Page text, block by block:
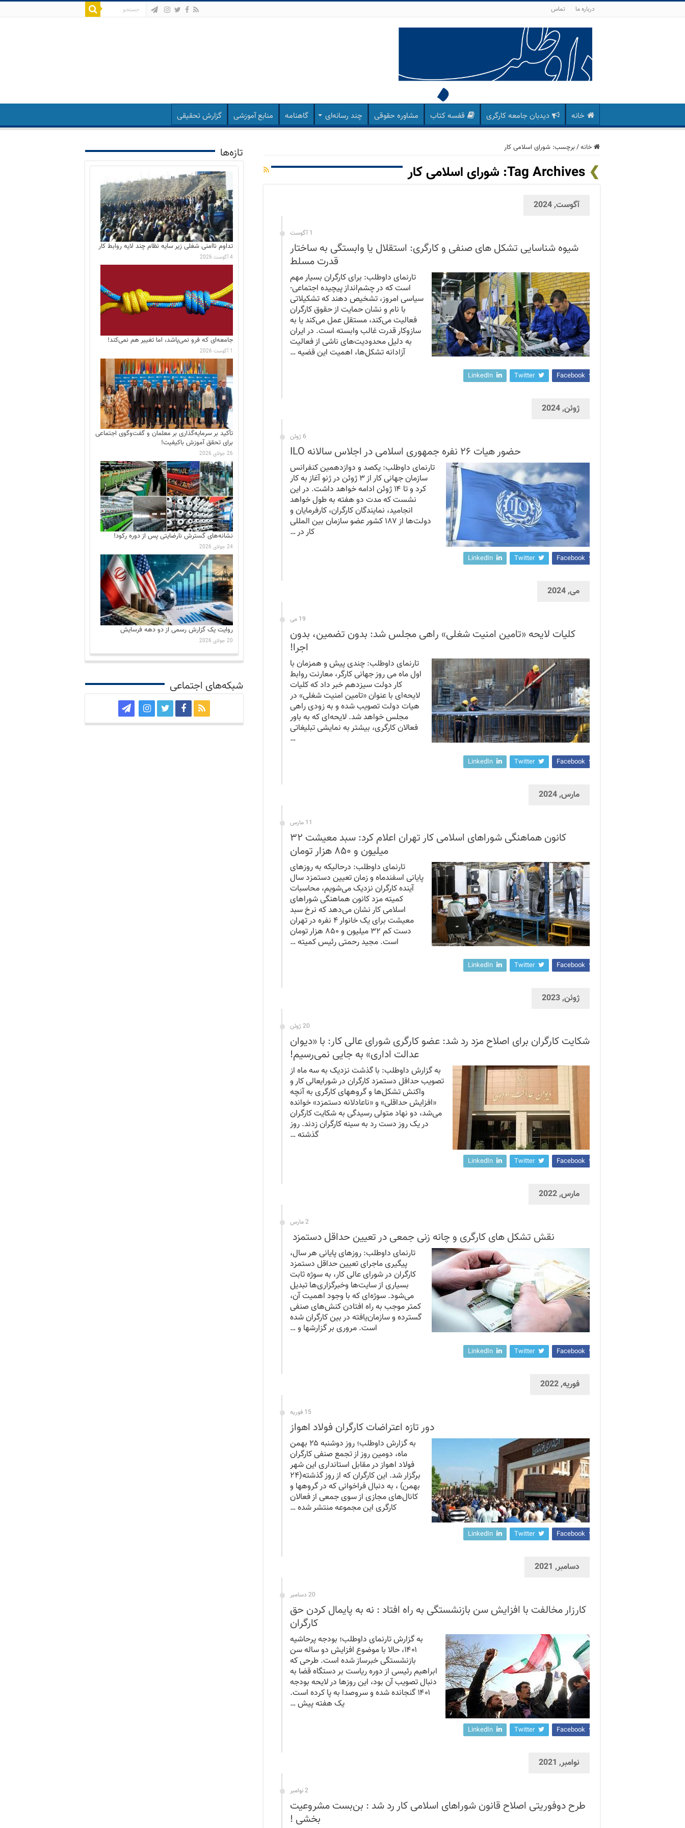
درباره ما تماس
خانه دیدبان جامعه کارگری قفسه کتاب مشاوره حقوقی چند رسانه‌ای گاهنامه منابع آموزشی گزارش تحقیقی
خانه/ برچسب: شورای اسلامی کار
شورای اسلامی کار
آگوست, 2024
1 آگوست
شیوه شناسایی تشکل های صنفی و کارگری: استقلال یا وابستگی به ساختار
قدرت مسلط
تارنمای داوطلب: برای کارگران بسیار مهم
است که در چشم‌انداز پیچیده اجتماعی-
سیاسی امروز، تشخیص دهند که تشکیلاتی
با نام و نشان حمایت از حقوق کارگران
فعالیت می‌کند، مستقل عمل می‌کند یا به
سازوکار قدرت غالب وابسته است. در ایران
به دلیل محدودیت‌های ناشی از فعالیت
آزادانه تشکل‌ها، اهمیت این قضیه …
Facebook
Twitter
LinkedIn
ژوئن, 2024
6 ژوئن
حضور هیات ۲۶ نفره جمهوری اسلامی در اجلاس سالانه ILO
تارنمای داوطلب: یکصد و دوازدهمین کنفرانس
سازمان جهانی کار از ۳ ژوئن در ژنو آغاز به کار
کرد و تا ۱۴ ژوئن ادامه خواهد داشت. در این
نشست که مدت دو هفته به طول خواهد
انجامید، نمایندگان کارگران، کارفرمایان و
دولت‌ها از ۱۸۷ کشور عضو سازمان بین المللی
کار در …
Facebook
Twitter
LinkedIn
می, 2024
19 می
کلیات لایحه «تامین امنیت شغلی» راهی مجلس شد: بدون تضمین، بدون
اجرا!
تارنمای داوطلب: چندی پیش و همزمان با
اول ماه می روز جهانی کارگر، معارنت روابط
کار دولت سیزدهم خبر داد که کلیات
لایحه‌ای با عنوان «تامین امنیت شغلی» در
هیات دولت تصویب شده و به زودی راهی
مجلس خواهد شد. لایحه‌ای که به باور
فعالان کارگری، بیشتر به نمایشی تبلیغاتی
…
Facebook
Twitter
LinkedIn
مارس, 2024
11 مارس
کانون هماهنگی شوراهای اسلامی کار تهران اعلام کرد: سبد معیشت ۳۲
میلیون و ۸۵۰ هزار تومان
تارنمای داوطلب: درحالیکه به روزهای
پایانی اسفندماه و زمان تعیین دستمزد سال
آینده کارگران نزدیک می‌شویم، محاسبات
کمیته مزد کانون هماهنگی شوراهای
اسلامی کار نشان می‌دهد که نرخ سبد
معیشت برای یک خانوار ۴ نفره در تهران
دست کم ۳۲ میلیون و ۸۵۰ هزار تومان
است. مجید رحمتی رئیس کمیته …
Facebook
Twitter
LinkedIn
ژوئن, 2023
20 ژوئن
شکایت کارگران برای اصلاح مزد رد شد: عضو کارگری شورای عالی کار: با «دیوان
عدالت اداری» به جایی نمی‌رسیم!
به گزارش داوطلب: با گذشت نزدیک به سه ماه از
تصویب حداقل دستمزد کارگران در شورایعالی کار و
واکنش‌ تشکل‌ها و گروههای کارگری به آنچه
«افزایش حداقلی» و «ناعادلانه دستمزد» خوانده
می‌شد، دو نهاد متولی رسیدگی به شکایت کارگران
در یک روز دست رد به سینه کارگران زدند. روز
گذشته …
Facebook
Twitter
LinkedIn
مارس, 2022
2 مارس
نقش تشکل های کارگری و چانه زنی جمعی در تعیین حداقل دستمزد
تارنمای داوطلب: روزهای پایانی هر سال،
پیگیری ماجرای تعیین حداقل دستمزد
کارگران در شورای عالی کار، به سوژه ثابت
بسیاری از سایت‌ها وخبرگزاری‌ها تبدیل
می‌شود. سوژه‌ای که با وجود اهمیت آن،
کمتر موجب به راه افتادن کنش‌های صنفی
گسترده و سازمان‌یافته در بین کارگران شده
است. مروری بر گزارشها و …
Facebook
Twitter
LinkedIn
فوریه, 2022
15 فوریه
دور تازه اعتراضات کارگران فولاد اهواز
به گزارش داوطلب؛ روز دوشنبه ۲۵ بهمن
ماه، دومین روز از تجمع صنفی کارگران
فولاد اهواز در مقابل استانداری این شهر
برگزار شد. این کارگران که از روز گذشته(۲۴
بهمن) ، به دنبال فراخوانی که در گروهها و
کانال‌های مجازی از سوی جمعی از فعالان
کارگری این مجموعه منتشر شده …
Facebook
Twitter
LinkedIn
دسامبر, 2021
20 دسامبر
کارزار مخالفت با افزایش سن بازنشستگی به راه افتاد : نه به پایمال کردن حق
کارگران
به گزارش تارنمای داوطلب؛ بودجه پرحاشیه
۱۴۰۱، حالا با موضوع افزایش دو ساله سن
بازنشستگی خبرساز شده است. طرحی که
ابراهیم رئیسی از دوره ریاست بر دستگاه قضا به
دنبال تصویب آن بود، این روزها در لایحه بودجه
۱۴۰۱ گنجانده شده و سروصدا به پا کرده است.
یک هفته پیش …
Facebook
Twitter
LinkedIn
نوامبر, 2021
2 نوامبر
طرح دوفوریتی اصلاح قانون شوراهای اسلامی کار رد شد : بن‌بست مشروعیت
بخشی !
تازه‌ها
تداوم ناامنی شغلی زیر سایه نظام چند لایه روابط کار
4 آگوست 2026
جامعه‌ای که فرو نمی‌پاشد، اما تغییر هم نمی‌کند!
1 آگوست 2026
تأکید بر سرمایه‌گذاری بر معلمان و گفت‌وگوی اجتماعی
برای تحقق آموزش باکیفیت!
26 جولای 2026
نشانه‌های گسترش نارضایتی‌ پس از دوره رکود!
24 جولای 2026
روایت یک گزارش رسمی از دو دهه فرسایش
20 جولای 2026
شبکه‌های اجتماعی